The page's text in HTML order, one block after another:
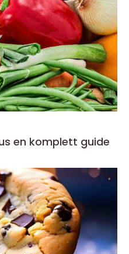
Hjemmelaget vaniljesaus en komplett guide